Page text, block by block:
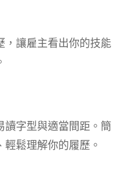
，讓雇主看出你的技能
讀字型與適當間距。簡
鬆理解你的履歷。